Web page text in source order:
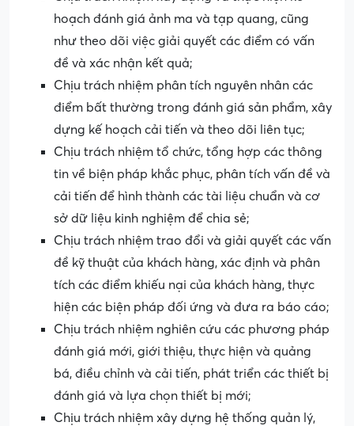
hoạch đánh giá ảnh ma và tạp quang, cũng
như theo dõi việc giải quyết các điểm có vấn
đề và xác nhận kết quả;
Chịu trách nhiệm phân tích nguyên nhân các
điểm bất thường trong đánh giá sản phẩm, xây
dựng kế hoạch cải tiến và theo dõi liên tục;
Chịu trách nhiệm tổ chức, tổng hợp các thông
tin về biện pháp khắc phục, phân tích vấn đề và
cải tiến để hình thành các tài liệu chuẩn và cơ
sở dữ liệu kinh nghiệm để chia sẻ;
Chịu trách nhiệm trao đổi và giải quyết các vấn
đề kỹ thuật của khách hàng, xác định và phân
tích các điểm khiếu nại của khách hàng, thực
hiện các biện pháp đối ứng và đưa ra báo cáo;
Chịu trách nhiệm nghiên cứu các phương pháp
đánh giá mới, giới thiệu, thực hiện và quảng
bá, điều chỉnh và cải tiến, phát triển các thiết bị
đánh giá và lựa chọn thiết bị mới;
Chịu trách nhiệm xây dựng hệ thống quản lý,